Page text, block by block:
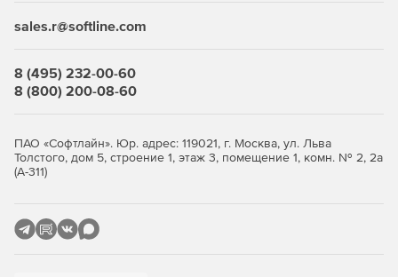
sales.r@softline.com
8 (495) 232-00-60
8 (800) 200-08-60
ПАО «Софтлайн». Юр. адрес: 119021, г. Москва, ул. Льва
Толстого, дом 5, строение 1, этаж 3, помещение 1, комн. № 2, 2а
(А-311)